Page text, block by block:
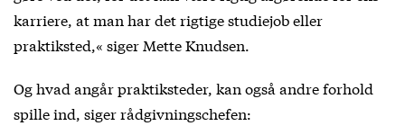
karriere, at man har det rigtige studiejob eller
praktiksted,« siger Mette Knudsen.
Og hvad angår praktiksteder, kan også andre forhold
spille ind, siger rådgivningschefen: